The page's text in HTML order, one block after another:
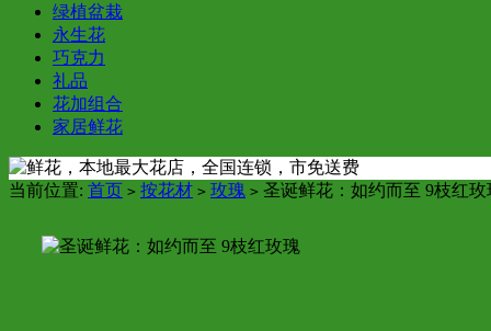
绿植盆栽
永生花
巧克力
礼品
花加组合
家居鲜花
当前位置: 首页 > 按花材 > 玫瑰 > 圣诞鲜花：如约而至 9枝红玫